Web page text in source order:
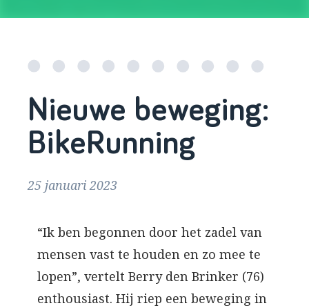
Nieuwe beweging:
BikeRunning
25 januari 2023
“Ik ben begonnen door het zadel van
mensen vast te houden en zo mee te
lopen”, vertelt Berry den Brinker (76)
enthousiast. Hij riep een beweging in